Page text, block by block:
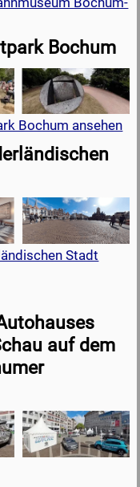
Bochum
Bochum ansehen
Stadt
auf dem